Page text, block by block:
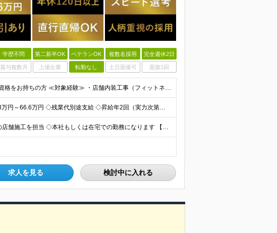
学歴不問 第二新卒OK ベテランOK 複数名採用 完全週休2日
賞与複数月 上場企業 転勤なし 土日面接可 面接1回
◇学歴不問 ◇以下いずれかの経験・資格をお持ちの方 ≪対象経験≫ ・店舗内装工事（フィットネス・飲食・物販など）の施工管理経験 ・電気/空調/給排水工事いずれかの施工管理経験（1年以上目安） ・職長
≪年収400～800万円≫ ◇月給：33.3万円～66.6万円 ◇残業代別途支給 ◇昇給年2回（実力次第でスピード昇給可能） スキル・経験に応じた評価制度 ￣￣￣￣￣￣￣￣￣￣￣￣￣ 新設チームのた
◇転勤なし ◇chocoZAP・RIZAP等の店舗施工を担当 ◇本社もしくは在宅での勤務になります 【本社所在地】 東京都新宿区西新宿8-17-1 住友不動産新宿グランドタワー36F 【転勤につい
求人を見る 検討中に入れる